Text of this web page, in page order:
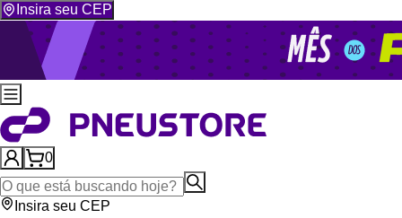
Insira seu CEP
0
Insira seu CEP